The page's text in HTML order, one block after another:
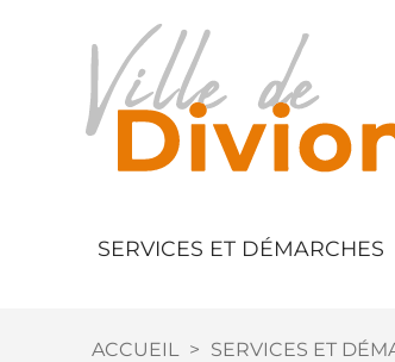
SERVICES ET DÉMARCHES
ACCUEIL > SERVICES ET